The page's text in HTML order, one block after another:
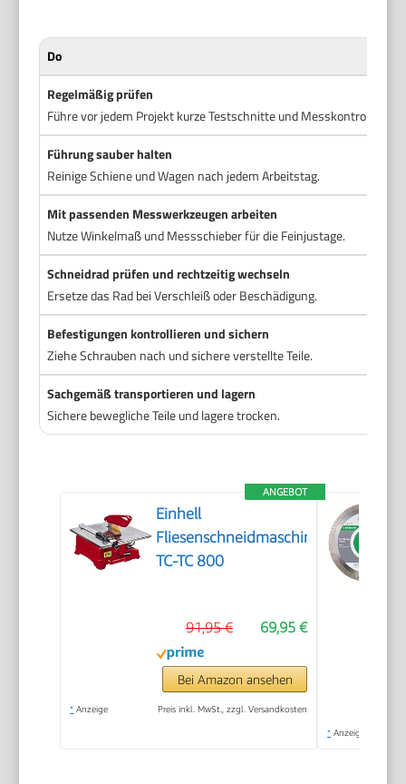
Do
Regelmäßig prüfen
Führe vor jedem Projekt kurze Testschnitte und Messkontrollen
Führung sauber halten
Reinige Schiene und Wagen nach jedem Arbeitstag.
Mit passenden Messwerkzeugen arbeiten
Nutze Winkelmaß und Messschieber für die Feinjustage.
Schneidrad prüfen und rechtzeitig wechseln
Ersetze das Rad bei Verschleiß oder Beschädigung.
Befestigungen kontrollieren und sichern
Ziehe Schrauben nach und sichere verstellte Teile.
Sachgemäß transportieren und lagern
Sichere bewegliche Teile und lagere trocken.
ANGEBOT
Einhell
Fliesenschneidmaschine
TC-TC 800
69,95 €
91,95 €
Bei Amazon ansehen
* Anzeige Preis inkl. MwSt., zzgl. Versandkosten
* Anzeige